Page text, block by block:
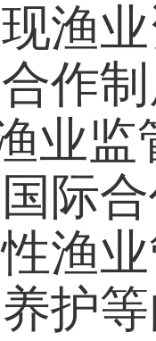
渔
作
业
际
渔
护